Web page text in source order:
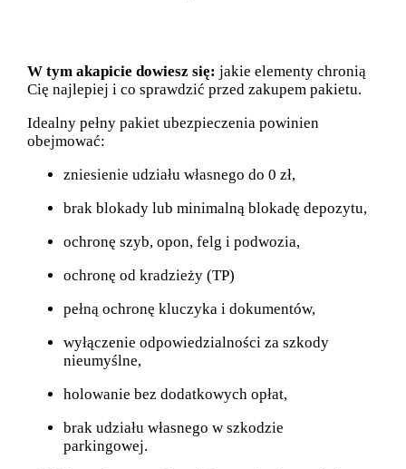
W tym akapicie dowiesz się: jakie elementy chronią
Cię najlepiej i co sprawdzić przed zakupem pakietu.
Idealny pełny pakiet ubezpieczenia powinien
obejmować:
zniesienie udziału własnego do 0 zł,
brak blokady lub minimalną blokadę depozytu,
ochronę szyb, opon, felg i podwozia,
ochronę od kradzieży (TP)
pełną ochronę kluczyka i dokumentów,
wyłączenie odpowiedzialności za szkody
nieumyślne,
holowanie bez dodatkowych opłat,
brak udziału własnego w szkodzie
parkingowej.